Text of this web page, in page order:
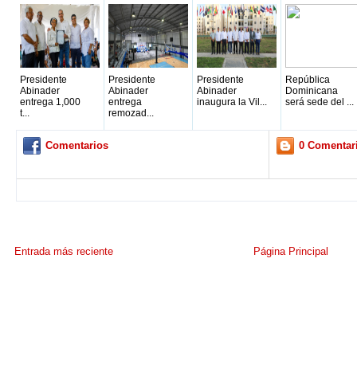
Presidente
Abinader
entrega 1,000
t...
Presidente
Abinader
entrega
remozad...
Presidente
Abinader
inaugura la Vil...
República
Dominicana
será sede del ...
Comentarios 0
Entrada más reciente Página Principal